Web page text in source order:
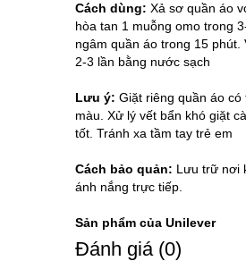
Cách dùng: Xả sơ quần áo
hòa tan 1 muỗng omo trong
ngâm quần áo trong 15 phút.
2-3 lần bằng nước sạch
Lưu ý: Giặt riêng quần áo có
màu. Xử lý vết bẩn khó giặt
tốt. Tránh xa tầm tay trẻ em
Cách bảo quản: Lưu trữ nơi
ánh nắng trực tiếp.
Sản phẩm của Unilever
Ðánh giá (0)